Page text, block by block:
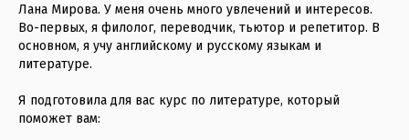
Лана Мирова. У меня очень много увлечений и интересов.
Во-первых, я филолог, переводчик, тьютор и репетитор. В
основном, я учу английскому и русскому языкам и
литературе.
Я подготовила для вас курс по литературе, который
поможет вам: